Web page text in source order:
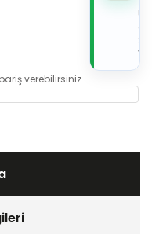
de
verebilirsiniz.